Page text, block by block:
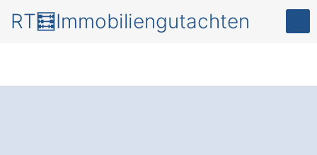
RT🧮Immobiliengutachten